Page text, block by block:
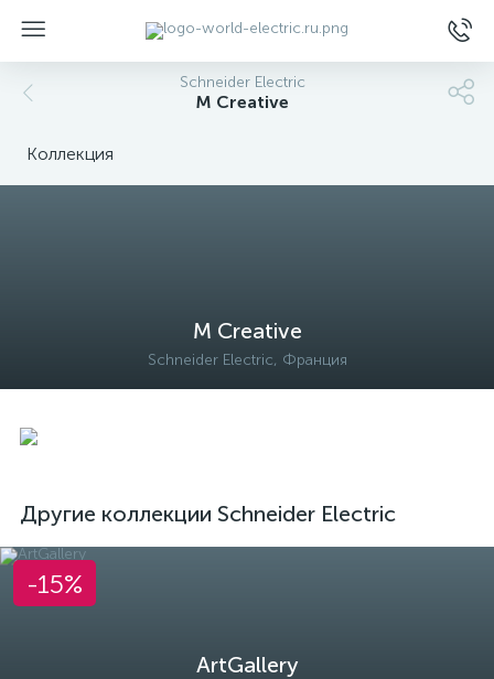
Schneider Electric
M Creative
Коллекция
M Creative
Schneider Electric, Франция
Другие коллекции Schneider Electric
ArtGallery
-15%